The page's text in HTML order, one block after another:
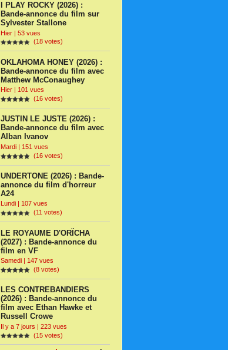
I PLAY ROCKY (2026) :
Bande-annonce du film sur
Sylvester Stallone
Hier | 53 vues
(18 votes)
OKLAHOMA HONEY (2026) :
Bande-annonce du film avec
Matthew McConaughey
Hier | 101 vues
(16 votes)
JUSTIN LE JUSTE (2026) :
Bande-annonce du film avec
Alban Ivanov
Mardi | 151 vues
(16 votes)
UNDERTONE (2026) : Bande-
annonce du film d'horreur
A24
Lundi | 107 vues
(11 votes)
LE ROYAUME D'ORÏCHA
(2027) : Bande-annonce du
film en VF
Samedi | 147 vues
(8 votes)
LES CONTREBANDIERS
(2026) : Bande-annonce du
film avec Ethan Hawke et
Russell Crowe
Il y a 7 jours | 223 vues
(15 votes)